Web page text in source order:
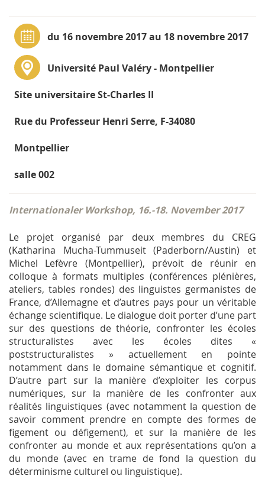
du 16 novembre 2017 au 18 novembre 2017
Université Paul Valéry - Montpellier
Site universitaire St-Charles II
Rue du Professeur Henri Serre, F-34080
Montpellier
salle 002
Internationaler Workshop, 16.-18. November 2017
Le projet organisé par deux membres du CREG
(Katharina Mucha-Tummuseit (Paderborn/Austin) et
Michel Lefèvre (Montpellier), prévoit de réunir en
colloque à formats multiples (conférences plénières,
ateliers, tables rondes) des linguistes germanistes de
France, d’Allemagne et d’autres pays pour un véritable
échange scientifique. Le dialogue doit porter d’une part
sur des questions de théorie, confronter les écoles
structuralistes avec les écoles dites «
poststructuralistes » actuellement en pointe
notamment dans le domaine sémantique et cognitif.
D’autre part sur la manière d’exploiter les corpus
numériques, sur la manière de les confronter aux
réalités linguistiques (avec notamment la question de
savoir comment prendre en compte des formes de
figement ou défigement), et sur la manière de les
confronter au monde et aux représentations qu’on a
du monde (avec en trame de fond la question du
déterminisme culturel ou linguistique).